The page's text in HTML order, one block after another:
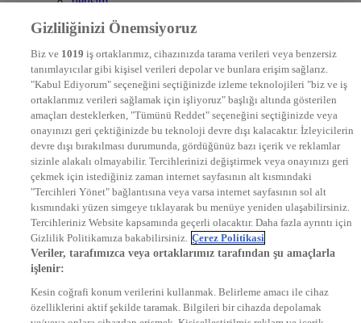
DYG Televizyonlar
STAR
EURO STAR
KRAL POP TV
DYG Radyolar
NTV RADYO
KRAL FM
KRAL POP
EKSEN
VOYAGE
DYG Dijital
ntv.com.tr
ntvspor.net
secim.ntv.com.tr
startv.com.tr
kralmuzik.com.tr
Gizliliğinizi Önemsiyoruz
Biz ve 1019 iş ortaklarımız, cihazınızda tarama verileri veya benzersiz
tanımlayıcılar gibi kişisel verileri depolar ve bunlara erişim sağlarız.
"Kabul Ediyorum" seçeneğini seçtiğinizde izleme teknolojileri "biz ve iş
ortaklarımız verileri sağlamak için işliyoruz" başlığı altında gösterilen
amaçları desteklerken, "Tümünü Reddet" seçeneğini seçtiğinizde veya
onayınızı geri çektiğinizde bu teknoloji devre dışı kalacaktır. İzleyicilerin
devre dışı bırakılması durumunda, gördüğünüz bazı içerik ve reklamlar
sizinle alakalı olmayabilir. Tercihlerinizi değiştirmek veya onayınızı geri
çekmek için istediğiniz zaman internet sayfasının alt kısmındaki
"Tercihleri Yönet" bağlantısına veya varsa internet sayfasının sol alt
kısmındaki yüzen simgeye tıklayarak bu menüye yeniden ulaşabilirsiniz.
Tercihleriniz Website kapsamında geçerli olacaktır. Daha fazla ayrıntı için
Gizlilik Politikamıza bakabilirsiniz. Çerez Politikasi
Veriler, tarafımızca veya ortaklarımız tarafından şu amaçlarla
işlenir:
Kesin coğrafi konum verilerini kullanmak. Belirleme amacı ile cihaz
özelliklerini aktif şekilde taramak. Bilgileri bir cihazda depolamak